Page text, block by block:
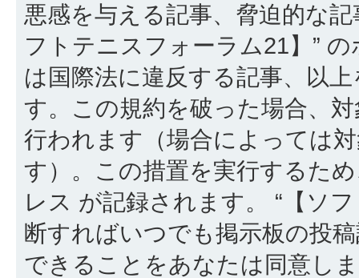
悪感を与える記事、脅迫的な
フトテニスフォーラム21】”
は国際法に違反する記事、以
す。この規約を破った場合、
行われます（場合によっては
す）。この措置を実行するた
レス が記録されます。 “【ソ
断すればいつでも掲示板の投
できることをあなたは同意し